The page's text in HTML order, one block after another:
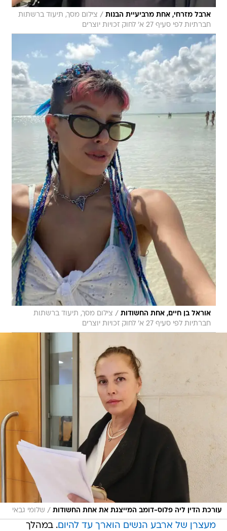
ארבל מזרחי, אחת מרביעיית הבנות / צילום מסך, תיעוד ברשתות
חברתיות לפי סעיף 27 א' לחוק זכויות יוצרים
אוראל בן חיים, אחת החשודות / צילום מסך, תיעוד ברשתות
חברתיות לפי סעיף 27 א' לחוק זכויות יוצרים
עורכת הדין ליה פלוס-דומב המייצגת את אחת החשודות / שלומי גבאי
מעצרן של ארבע הנשים הוארך עד להיום. במהלך